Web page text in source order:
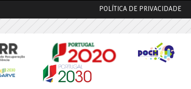
POLÍTICA DE PRIVACIDADE